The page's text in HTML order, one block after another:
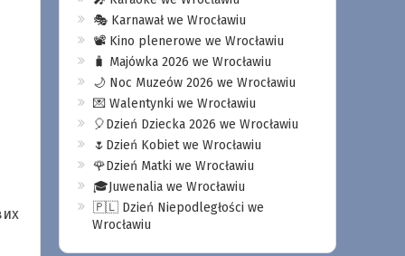
🎭 Karnawał we Wrocławiu
📽️ Kino plenerowe we Wrocławiu
🧳 Majówka 2026 we Wrocławiu
🌙 Noc Muzeów 2026 we Wrocławiu
💌 Walentynki we Wrocławiu
🎈Dzień Dziecka 2026 we Wrocławiu
🌷Dzień Kobiet we Wrocławiu
🌹Dzień Matki we Wrocławiu
🎓Juwenalia we Wrocławiu
🇵🇱 Dzień Niepodległości we
Wrocławiu